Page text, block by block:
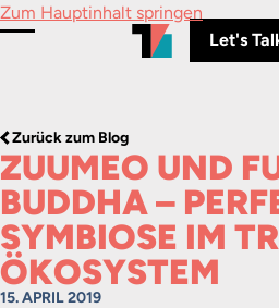
Zum Hauptinhalt springen
Menü umschalten
Let's
Zurück zum Blog
ZUUMEO UND
BUDDHA –
SYMBIOSE IM
ÖKOSYSTEM
15. APRIL 2019